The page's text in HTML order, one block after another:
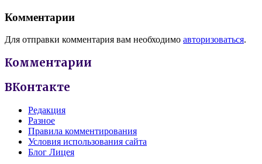
Комментарии
Для отправки комментария вам необходимо авторизоваться.
Комментарии
ВКонтакте
Редакция
Разное
Правила комментирования
Условия использования сайта
Блог Лицея